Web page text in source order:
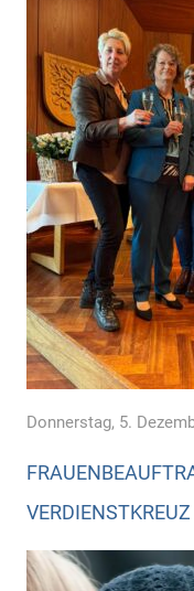
Donnerstag, 5.